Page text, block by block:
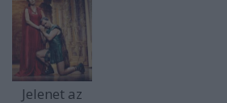
Jelenet az